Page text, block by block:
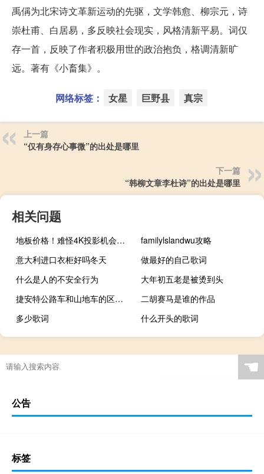
禹偁为北宋诗文革新运动的先驱，文学韩愈、柳宗元，诗
崇杜甫、白居易，多反映社会现实，风格清新平易。词仅
存一首，反映了作者积极用世的政治抱负，格调清新旷
远。著有《小畜集》。
网络标签： 女星 巨野县 真宗
上一篇
“仅有身存心事微”的出处是哪里
下一篇
“韩柳文章李杜诗”的出处是哪里
相关问题
地板价格！难怪4K投影机会集体大跌：原因揭开
familylslandwu攻略
意大利进口衣柜好吗冬天
做最好的自己歌词
什么是人的不安全行为
大年初五老是被烫到头
捷安特公路车和山地车的区别（公路车和山地车的区别）
二胡赛马是谁的作品
多少歌词
什么开头的歌词
☚
公告
标签